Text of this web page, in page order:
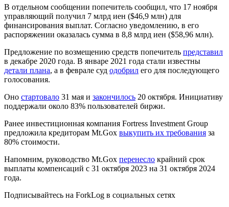
В отдельном сообщении попечитель сообщил, что 17 ноября
управляющий получил 7 млрд иен ($46,9 млн) для
финансирования выплат. Согласно уведомлению, в его
распоряжении оказалась сумма в 8,8 млрд иен ($58,96 млн).
Предложение по возмещению средств попечитель представил
в декабре 2020 года. В январе 2021 года стали известны
детали плана, а в феврале суд одобрил его для последующего
голосования.
Оно стартовало 31 мая и закончилось 20 октября. Инициативу
поддержали около 83% пользователей биржи.
Ранее инвестиционная компания Fortress Investment Group
предложила кредиторам Mt.Gox выкупить их требования за
80% стоимости.
Напомним, руководство Mt.Gox перенесло крайний срок
выплаты компенсаций с 31 октября 2023 на 31 октября 2024
года.
Подписывайтесь на ForkLog в социальных сетях